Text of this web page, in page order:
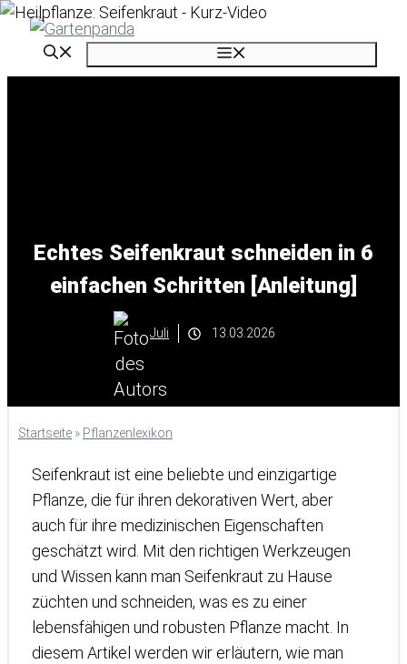
Zum
Inhalt
Echtes Seifenkraut schneiden in 6
einfachen Schritten [Anleitung]
Juli 13.03.2026
Startseite » Pflanzenlexikon
Seifenkraut ist eine beliebte und einzigartige
Pflanze, die für ihren dekorativen Wert, aber
auch für ihre medizinischen Eigenschaften
geschätzt wird. Mit den richtigen Werkzeugen
und Wissen kann man Seifenkraut zu Hause
züchten und schneiden, was es zu einer
lebensfähigen und robusten Pflanze macht. In
diesem Artikel werden wir erläutern, wie man